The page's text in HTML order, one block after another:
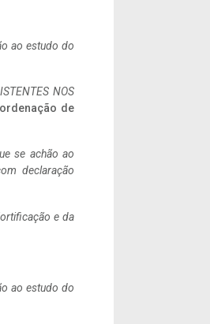
ao estudo do
NOS
de
se achão ao
declaração
e da
ao estudo do